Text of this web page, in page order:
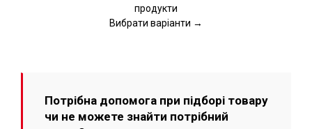
продукти
Вибрати варіанти →
Потрібна допомога при підборі товару
чи не можете знайти потрібний